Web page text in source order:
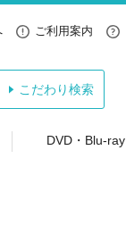
ご利用案内
こだわり検索
DVD・Blu-ray